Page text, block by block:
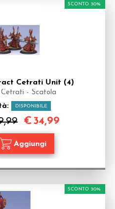
Cetrati Unit (4)
- Scatola
DISPONIBILE
SCONTO 30%
€ 34,99
SCONTO 30%